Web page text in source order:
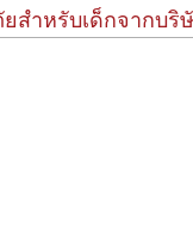
ำหรับเด็กจากบริ